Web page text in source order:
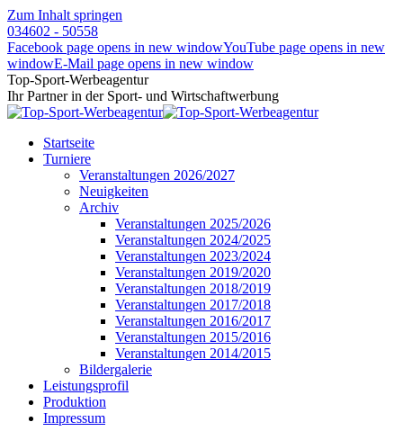
Zum Inhalt springen
034602 - 50558
Facebook page opens in new windowYouTube page opens in new
windowE-Mail page opens in new window
Top-Sport-Werbeagentur
Ihr Partner in der Sport- und Wirtschaftwerbung
Startseite
Turniere
Veranstaltungen 2026/2027
Neuigkeiten
Archiv
Veranstaltungen 2025/2026
Veranstaltungen 2024/2025
Veranstaltungen 2023/2024
Veranstaltungen 2019/2020
Veranstaltungen 2018/2019
Veranstaltungen 2017/2018
Veranstaltungen 2016/2017
Veranstaltungen 2015/2016
Veranstaltungen 2014/2015
Bildergalerie
Leistungsprofil
Produktion
Impressum